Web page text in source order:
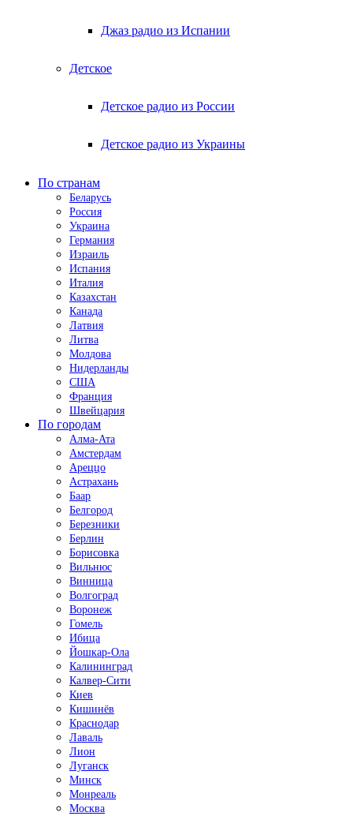
Джаз радио из Испании
Детское
Детское радио из России
Детское радио из Украины
По странам
Беларусь
Россия
Украина
Германия
Израиль
Испания
Италия
Казахстан
Канада
Латвия
Литва
Молдова
Нидерланды
США
Франция
Швейцария
По городам
Алма-Ата
Амстердам
Ареццо
Астрахань
Баар
Белгород
Березники
Берлин
Борисовка
Вильнюс
Винница
Волгоград
Воронеж
Гомель
Ибица
Йошкар-Ола
Калининград
Калвер-Сити
Киев
Кишинёв
Краснодар
Лаваль
Лион
Луганск
Минск
Монреаль
Москва